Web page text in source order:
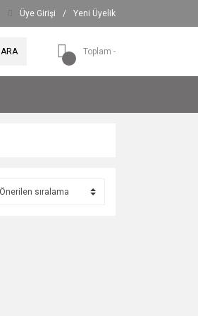
Üye Girişi / Yeni Üyelik
ARA Toplam -